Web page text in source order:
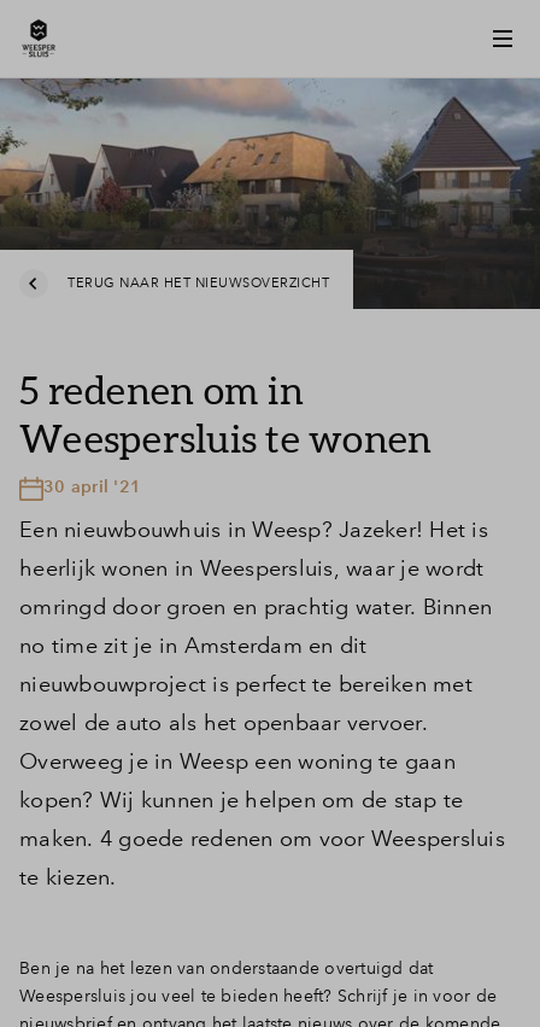
TERUG NAAR HET NIEUWSOVERZICHT
5 redenen om in
Weespersluis te wonen
30 april '21
Een nieuwbouwhuis in Weesp? Jazeker! Het is
heerlijk wonen in Weespersluis, waar je wordt
omringd door groen en prachtig water. Binnen
no time zit je in Amsterdam en dit
nieuwbouwproject is perfect te bereiken met
zowel de auto als het openbaar vervoer.
Overweeg je in Weesp een woning te gaan
kopen? Wij kunnen je helpen om de stap te
maken. 4 goede redenen om voor Weespersluis
te kiezen.
Ben je na het lezen van onderstaande overtuigd dat
Weespersluis jou veel te bieden heeft? Schrijf je in voor de